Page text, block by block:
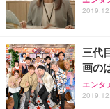
三代
画の
エンタ